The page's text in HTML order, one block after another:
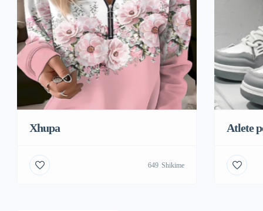
Xhupa
649 Shikime
Atlete